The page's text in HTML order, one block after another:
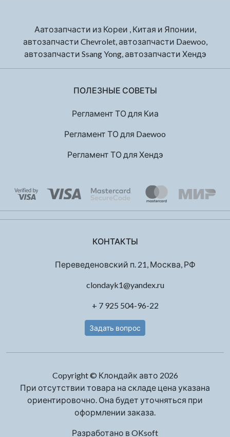
Аатозапчасти из Кореи , Китая и Японии,
автозапчасти Chevrolet, автозапчасти Daewoo,
автозапчасти Ssang Yong, автозапчасти Хендэ
ПОЛЕЗНЫЕ СОВЕТЫ
Регламент ТО для Киа
Регламент ТО для Daewoo
Регламент ТО для Хендэ
КОНТАКТЫ
Переведеновский п. 21, Москва, РФ
clondayk1@yandex.ru
+ 7 925 504-96-22
Задать вопрос
Copyright © Клондайк авто 2026
При отсутствии товара на складе цена указана
ориентировочно. Она будет уточняться при
оформлении заказа.
Разработано в OKsoft